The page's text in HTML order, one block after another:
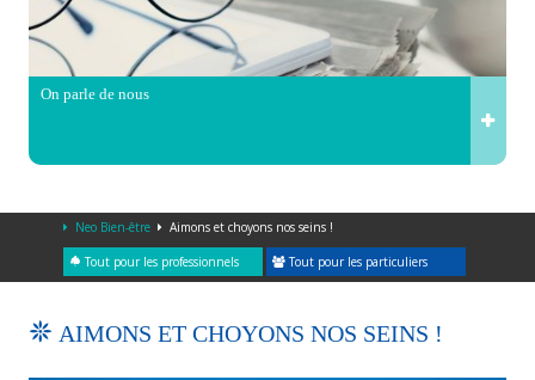
On parle de nous
Neo Bien-être Aimons et choyons nos seins !
Tout pour les professionnels Tout pour les particuliers
AIMONS ET CHOYONS NOS SEINS !